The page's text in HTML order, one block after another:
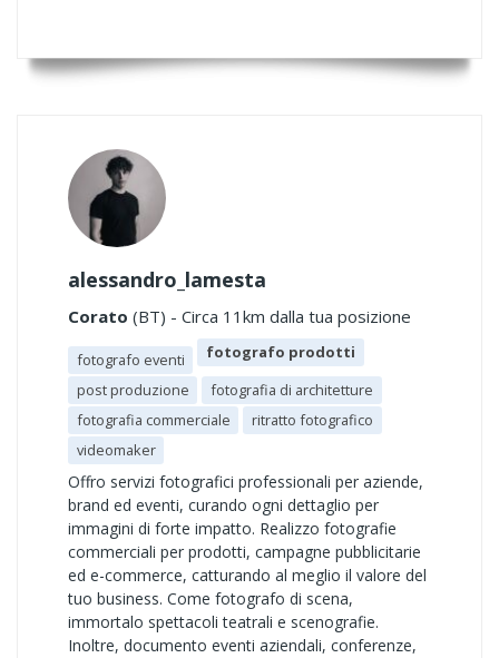
alessandro_lamesta
Corato (BT) - Circa 11km dalla tua posizione
fotografo eventi
fotografo prodotti
post produzione
fotografia di architetture
fotografia commerciale
ritratto fotografico
videomaker
Offro servizi fotografici professionali per aziende,
brand ed eventi, curando ogni dettaglio per
immagini di forte impatto. Realizzo fotografie
commerciali per prodotti, campagne pubblicitarie
ed e-commerce, catturando al meglio il valore del
tuo business. Come fotografo di scena,
immortalo spettacoli teatrali e scenografie.
Inoltre, documento eventi aziendali, conferenze,